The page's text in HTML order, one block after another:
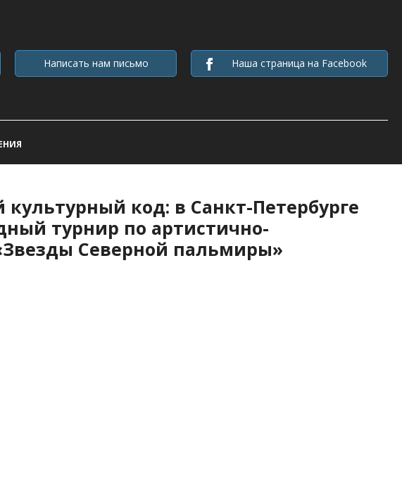
Написать нам письмо Наша страница на Facebook
культурный код: в Санкт-Петербурге
турнир по артистично-
Северной пальмиры»